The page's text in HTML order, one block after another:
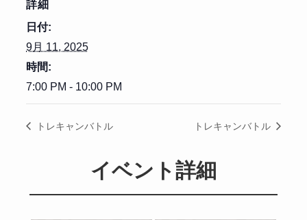
詳細
日付:
9月 11, 2025
時間:
7:00 PM - 10:00 PM
トレキャンバトル トレキャンバトル
イベント詳細